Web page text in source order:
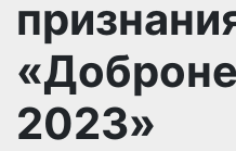
2023»